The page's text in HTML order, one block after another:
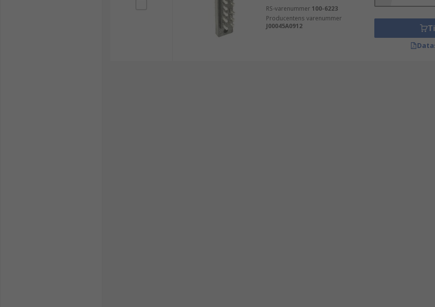
RS-varenummer 100-6223
Producentens varenummer
J00045A0912